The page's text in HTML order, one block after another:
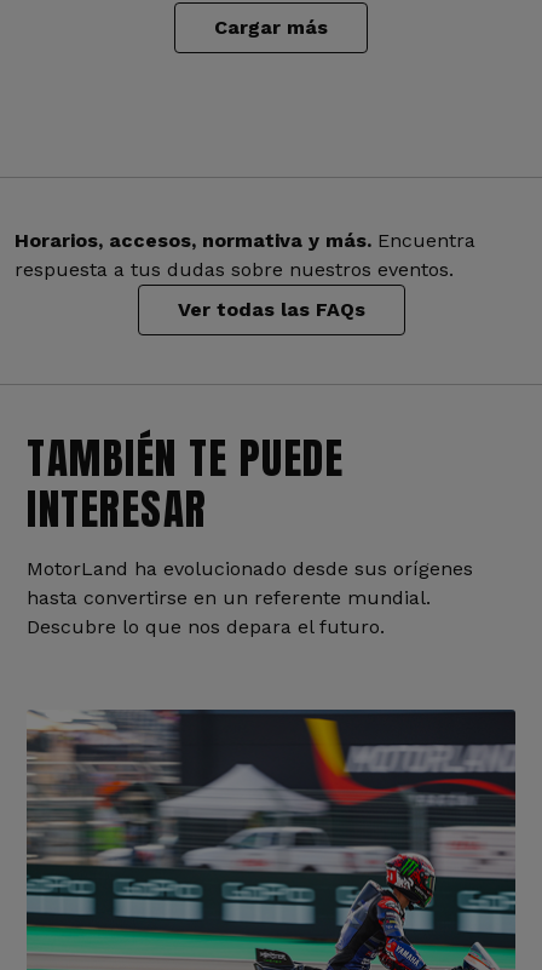
Cargar más
Horarios, accesos, normativa y más. Encuentra
respuesta a tus dudas sobre nuestros eventos.
Ver todas las FAQs
TAMBIÉN TE PUEDE
INTERESAR
MotorLand ha evolucionado desde sus orígenes
hasta convertirse en un referente mundial.
Descubre lo que nos depara el futuro.